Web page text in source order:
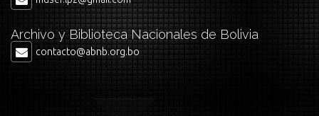
Archivo y Biblioteca Nacionales de Bolivia
contacto@abnb.org.bo